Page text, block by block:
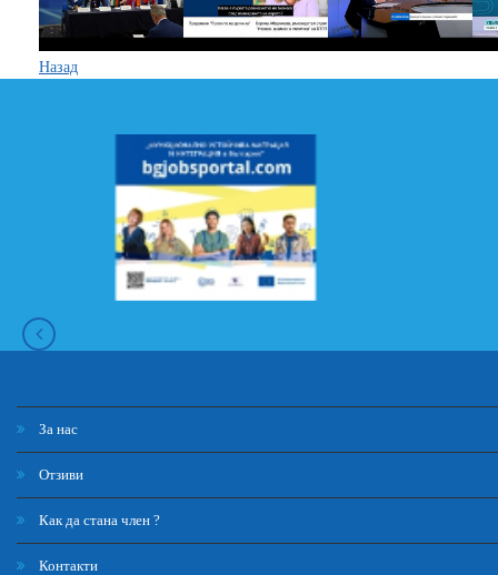
Назад
За нас
Отзиви
Как да стана член ?
Контакти